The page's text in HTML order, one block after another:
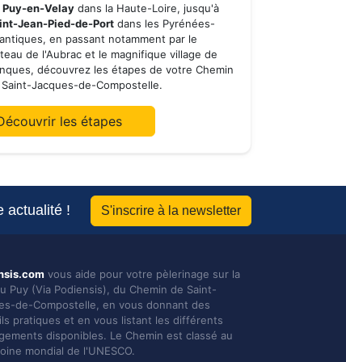
Puy-en-Velay dans la Haute-Loire, jusqu'à
Jean-Pied-de-Port dans les Pyrénées-
en passant notamment par le
de l'Aubrac et le magnifique village de
découvrez les étapes de votre Chemin
Jacques-de-Compostelle.
les étapes
actualité ! S'inscrire à la newsletter
vous aide pour votre pèlerinage sur la
Puy (Via Podiensis), du Chemin de Saint-
de-Compostelle, en vous donnant des
pratiques et en vous listant les différents
disponibles. Le Chemin est classé au
mondial de l'UNESCO.